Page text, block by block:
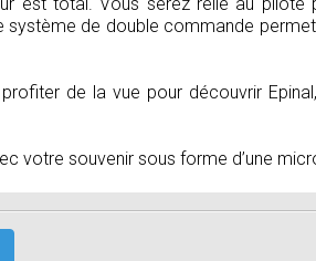
système de double commande
de la vue pour découvrir
votre souvenir sous forme d’une